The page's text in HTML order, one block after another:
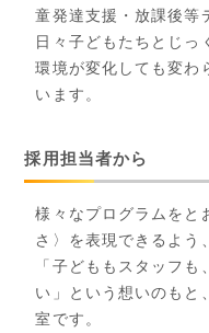
童発達支援・放課後等
日々子どもたちとじっ
環境が変化しても変わ
います。
採用担当者から
様々なプログラムをと
さ〉を表現できるよう
「子どももスタッフ
い」という想いのもと
室です。